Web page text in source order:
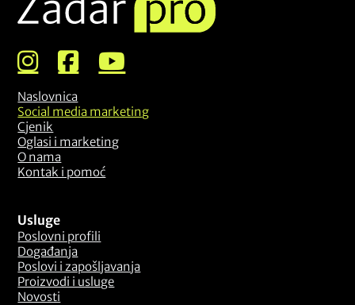
Naslovnica
Social media marketing
Cjenik
Oglasi i marketing
O nama
Kontak i pomoć
Usluge
Poslovni profili
Događanja
Poslovi i zapošljavanja
Proizvodi i usluge
Novosti